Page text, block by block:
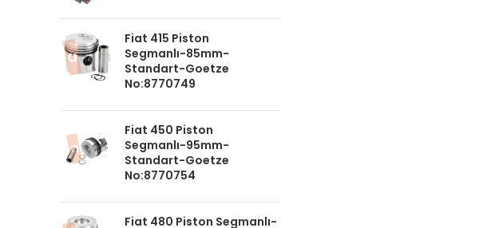
Fiat 415 Piston
Segmanlı-85mm-
Standart-Goetze
No:8770749
Fiat 450 Piston
Segmanlı-95mm-
Standart-Goetze
No:8770754
Fiat 480 Piston Segmanlı-